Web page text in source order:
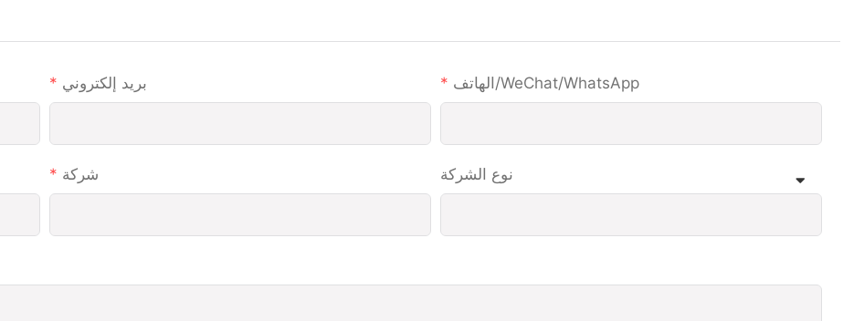
بريد إلكتروني الهاتف/WeChat/WhatsApp
شركة نوع الشركة